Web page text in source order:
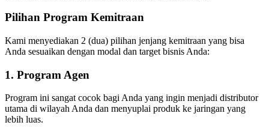
Pilihan Program Kemitraan
Kami menyediakan 2 (dua) pilihan jenjang kemitraan yang bisa
Anda sesuaikan dengan modal dan target bisnis Anda:
1. Program Agen
Program ini sangat cocok bagi Anda yang ingin menjadi distributor
utama di wilayah Anda dan menyuplai produk ke jaringan yang
lebih luas.